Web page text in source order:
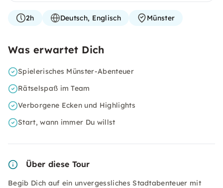
2h Deutsch, Englisch Münster
Was erwartet Dich
Spielerisches Münster-Abenteuer
Rätselspaß im Team
Verborgene Ecken und Highlights
Start, wann immer Du willst
Über diese Tour
Begib Dich auf ein unvergessliches Stadtabenteuer mit